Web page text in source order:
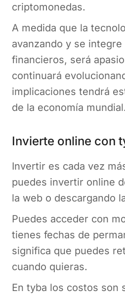
criptomonedas.
A medida que la
avanzando y se
financieros, será
continuará
implicaciones tendrá
de la economía mundial.
Invierte online con
Invertir es cada vez
puedes invertir online
la web o descargando
Puedes acceder con
tienes fechas de
significa que puedes
cuando quieras.
En tyba los costos son